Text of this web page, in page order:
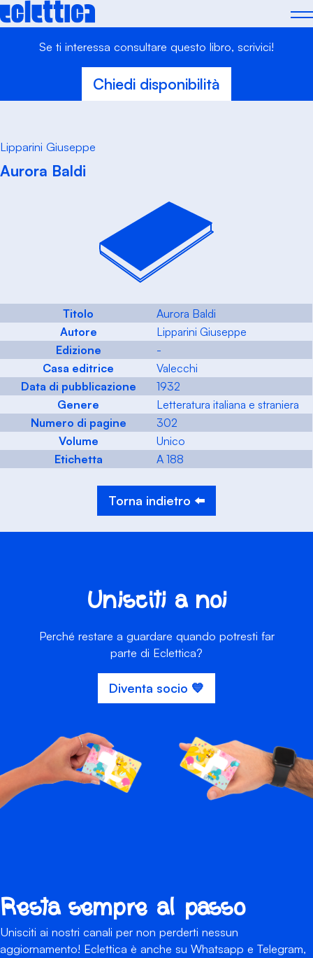
Skip
to
Se ti interessa consultare questo libro, scrivici!
Chiedi disponibilità
Lipparini Giuseppe
Aurora Baldi
Titolo
Aurora Baldi
Autore
Lipparini Giuseppe
Edizione
-
Casa editrice
Valecchi
Data di pubblicazione
1932
Genere
Letteratura italiana e straniera
Numero di pagine
302
Volume
Unico
Etichetta
A 188
Torna indietro ⬅️
Unisciti a noi
Perché restare a guardare quando potresti far
parte di Eclettica?
Diventa socio 💙
Resta sempre al passo
Unisciti ai nostri canali per non perderti nessun
aggiornamento! Eclettica è anche su Whatsapp e Telegram,